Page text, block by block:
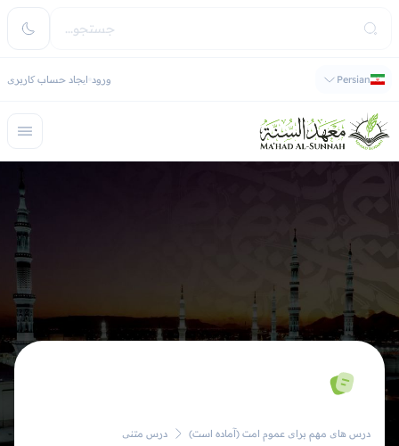
Persian ورود ایجاد حساب کاربری
درس های مهم برای عموم امت (آماده است) درس متنی